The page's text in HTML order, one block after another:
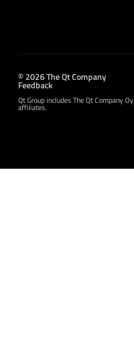
© 2026 The Qt Company
Feedback
Qt Group includes The Qt Company
affiliates.